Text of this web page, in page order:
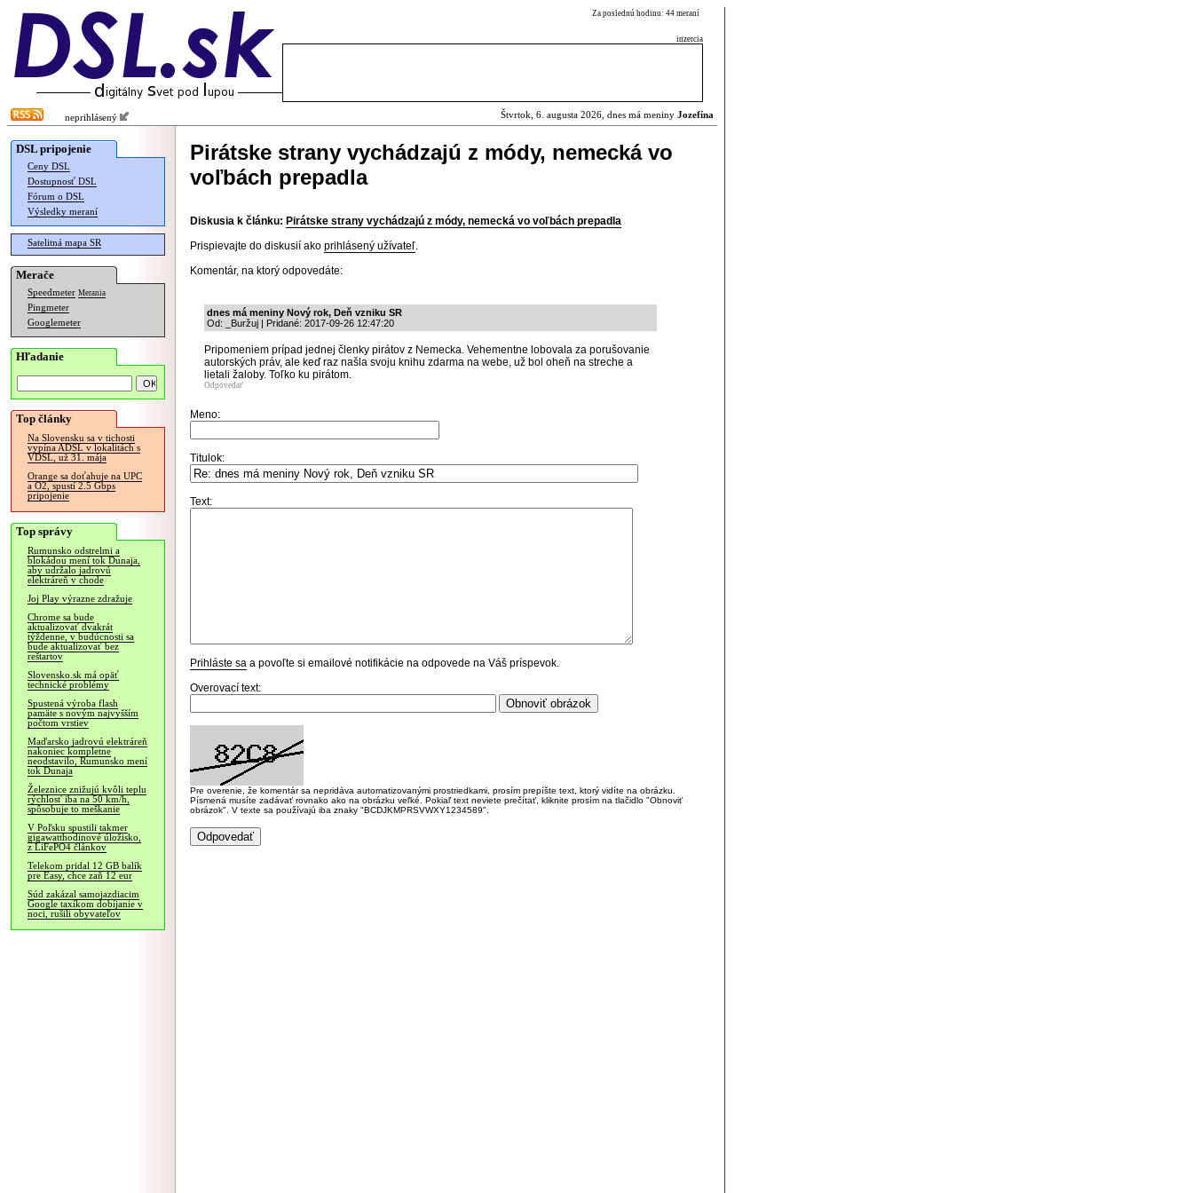
Za poslednú hodinu: 44 meraní
inzercia
neprihlásený Štvrtok, 6. augusta 2026, dnes má meniny Jozefína
DSL pripojenie
Ceny DSL
Dostupnosť DSL
Fórum o DSL
Výsledky meraní
Satelitná mapa SR
Merače
Speedmeter Merania
Pingmeter
Googlemeter
Hľadanie
Top články
Na Slovensku sa v tichosti
vypína ADSL v lokalitách s
VDSL, už 31. mája
Orange sa doťahuje na UPC
a O2, spustí 2.5 Gbps
pripojenie
Top správy
Rumunsko odstrelmi a
blokádou mení tok Dunaja,
aby udržalo jadrovú
elektráreň v chode
Joj Play výrazne zdražuje
Chrome sa bude
aktualizovať dvakrát
týždenne, v budúcnosti sa
bude aktualizovať bez
reštartov
Slovensko.sk má opäť
technické problémy
Spustená výroba flash
pamäte s novým najvyšším
počtom vrstiev
Maďarsko jadrovú elektráreň
nakoniec kompletne
neodstavilo, Rumunsko mení
tok Dunaja
Železnice znižujú kvôli teplu
rýchlosť iba na 50 km/h,
spôsobuje to meškanie
V Poľsku spustili takmer
gigawatthodinové úložisko,
z LiFePO4 článkov
Telekom pridal 12 GB balík
pre Easy, chce zaň 12 eur
Súd zakázal samojazdiacim
Google taxíkom dobíjanie v
noci, rušili obyvateľov
Pirátske strany vychádzajú z módy, nemecká vo
voľbách prepadla
Diskusia k článku: Pirátske strany vychádzajú z módy, nemecká vo voľbách prepadla
Prispievajte do diskusií ako prihlásený užívateľ.
Komentár, na ktorý odpovedáte:
dnes má meniny Nový rok, Deň vzniku SR
Od: _Buržuj | Pridané: 2017-09-26 12:47:20
Pripomeniem prípad jednej členky pirátov z Nemecka. Vehementne lobovala za porušovanie
autorských práv, ale keď raz našla svoju knihu zdarma na webe, už bol oheň na streche a
lietali žaloby. Toľko ku pirátom.
Odpovedať
Meno:
Titulok:
Text:
Prihláste sa a povoľte si emailové notifikácie na odpovede na Váš príspevok.
Overovací text:
Pre overenie, že komentár sa nepridáva automatizovanými prostriedkami, prosím prepíšte text, ktorý vidíte na obrázku.
Písmená musíte zadávať rovnako ako na obrázku veľké. Pokiaľ text neviete prečítať, kliknite prosím na tlačidlo "Obnoviť
obrázok". V texte sa používajú iba znaky "BCDJKMPRSVWXY1234589".